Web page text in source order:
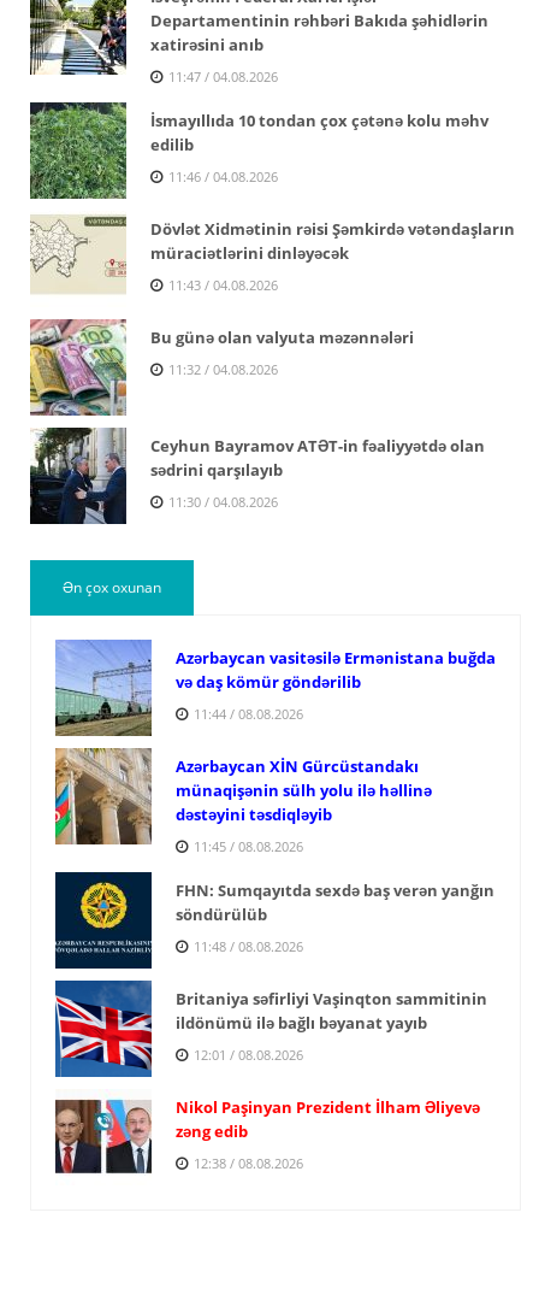
Departamentinin rəhbəri Bakıda şəhidlərin
xatirəsini anıb
11:47 / 04.08.2026
İsmayıllıda 10 tondan çox çətənə kolu məhv
edilib
11:46 / 04.08.2026
Dövlət Xidmətinin rəisi Şəmkirdə vətəndaşların
müraciətlərini dinləyəcək
11:43 / 04.08.2026
Bu günə olan valyuta məzənnələri
11:32 / 04.08.2026
Ceyhun Bayramov ATƏT-in fəaliyyətdə olan
sədrini qarşılayıb
11:30 / 04.08.2026
Ən çox oxunan
Azərbaycan vasitəsilə Ermənistana buğda
və daş kömür göndərilib
11:44 / 08.08.2026
Azərbaycan XİN Gürcüstandakı
münaqişənin sülh yolu ilə həllinə
dəstəyini təsdiqləyib
11:45 / 08.08.2026
FHN: Sumqayıtda sexdə baş verən yanğın
söndürülüb
11:48 / 08.08.2026
Britaniya səfirliyi Vaşinqton sammitinin
ildönümü ilə bağlı bəyanat yayıb
12:01 / 08.08.2026
Nikol Paşinyan Prezident İlham Əliyevə
zəng edib
12:38 / 08.08.2026